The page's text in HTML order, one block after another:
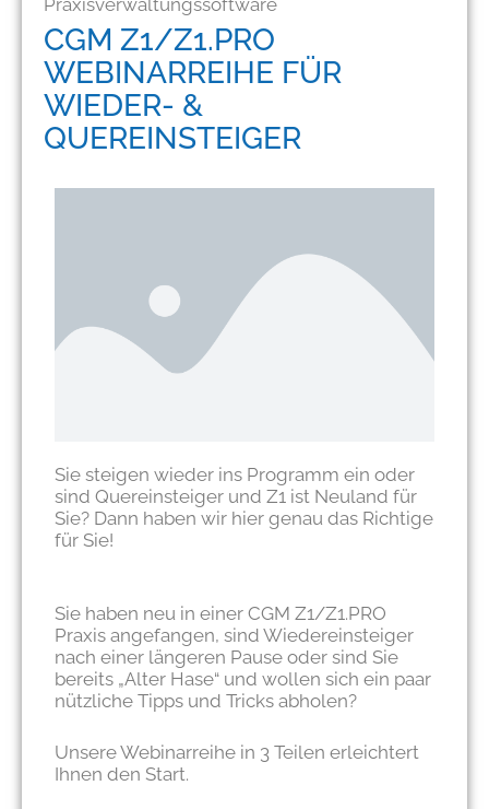
CGM Z1/Z1.PRO
WEBINARREIHE FÜR
WIEDER- &
QUEREINSTEIGER
Sie steigen wieder ins Programm ein oder
sind Quereinsteiger und Z1 ist Neuland für
Sie? Dann haben wir hier genau das Richtige
für Sie!
Sie haben neu in einer CGM Z1/Z1.PRO
Praxis angefangen, sind Wiedereinsteiger
nach einer längeren Pause oder sind Sie
bereits „Alter Hase“ und wollen sich ein paar
nützliche Tipps und Tricks abholen?
Unsere Webinarreihe in 3 Teilen erleichtert
Ihnen den Start.